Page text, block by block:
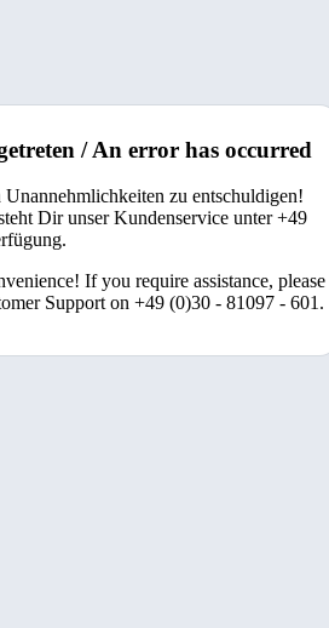
/ An error has occurred
zu entschuldigen!
Dir unser Kundenservice unter +49
If you require assistance, please
Support on +49 (0)30 - 81097 - 601.